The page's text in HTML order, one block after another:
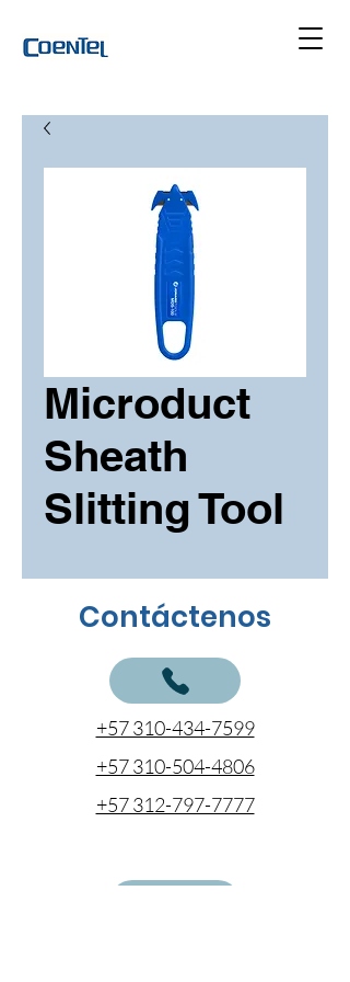
Microduct
Sheath
Slitting Tool
Contáctenos
+57 310-434-7599
+57 310-504-4806
+57 312-797-7777